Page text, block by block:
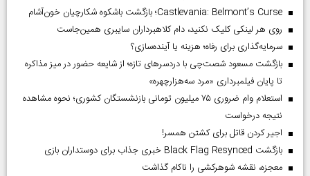
Castlevania: Belmont’s Curse؛ بازگشت باشکوه شکارچیان خون‌آشام
روی هر لینکی کلیک نکنید، دام کلاهبرداران سایبری همین‌جاست
سرمایه‌گذاری برای رفاه؛ هزینه یا آینده‌سازی؟
بازگشت مسعود شصت‌چی با دردسر‌های تازه؛ از شایعه حضور در میز مذاکره
تا پایان فیلمبرداری «مرد سه‌هزارچهره»
استعلام وام ضروری ۷۵ میلیون تومانی بازنشستگان کشوری؛ نحوه مشاهده
نتیجه درخواست
اجیر کردن قاتل برای کشتن همسر!
بازگشت Black Flag Resynced خبری جذاب برای دوستداران بازی
معجزه، نقشه شوهرکشی را ناکام گذاشت